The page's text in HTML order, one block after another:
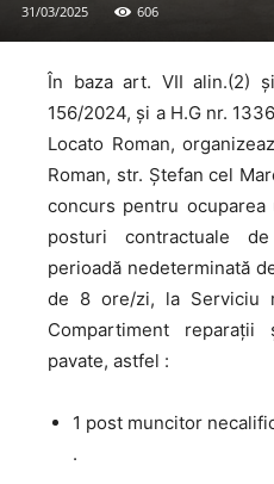
31/03/2025 606
În baza art. VII alin.(2)
156/2024, și a H.G nr.
Locato Roman,
Roman, str. Ștefan cel
concurs pentru
posturi contractuale
perioadă nedeterminată
de 8 ore/zi, la Serviciu
Compartiment
pavate, astfel :
1 post muncitor
.